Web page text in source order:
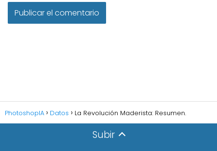
PhotoshopIA Datos La Revolución Maderista: Resumen.
Subir